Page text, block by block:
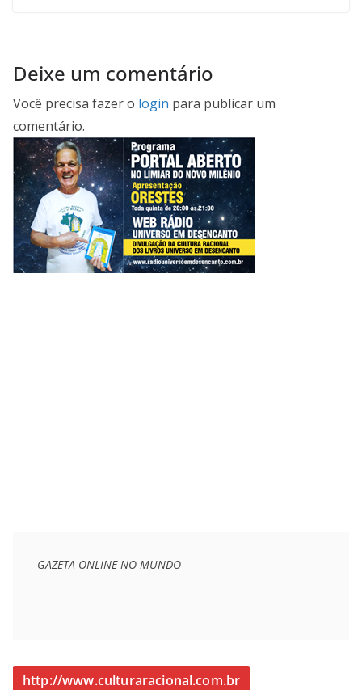
Deixe um comentário
Você precisa fazer o login para publicar um
comentário.
GAZETA ONLINE NO MUNDO
http://www.culturaracional.com.br